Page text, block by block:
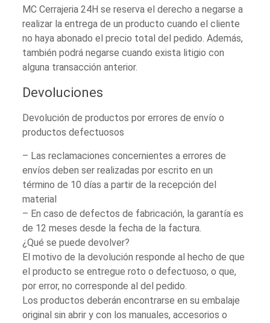
MC Cerrajeria 24H se reserva el derecho a negarse a
realizar la entrega de un producto cuando el cliente
no haya abonado el precio total del pedido. Además,
también podrá negarse cuando exista litigio con
alguna transacción anterior.
Devoluciones
Devolución de productos por errores de envío o
productos defectuosos
– Las reclamaciones concernientes a errores de
envíos deben ser realizadas por escrito en un
término de 10 días a partir de la recepción del
material
– En caso de defectos de fabricación, la garantía es
de 12 meses desde la fecha de la factura.
¿Qué se puede devolver?
El motivo de la devolución responde al hecho de que
el producto se entregue roto o defectuoso, o que,
por error, no corresponde al del pedido.
Los productos deberán encontrarse en su embalaje
original sin abrir y con los manuales, accesorios o